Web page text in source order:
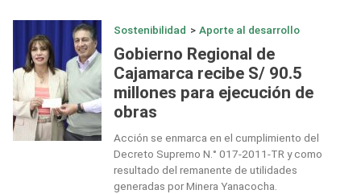
Sostenibilidad > Aporte al desarrollo
Gobierno Regional de
Cajamarca recibe S/ 90.5
millones para ejecución de
obras
Acción se enmarca en el cumplimiento del
Decreto Supremo N.° 017-2011-TR y como
resultado del remanente de utilidades
generadas por Minera Yanacocha.